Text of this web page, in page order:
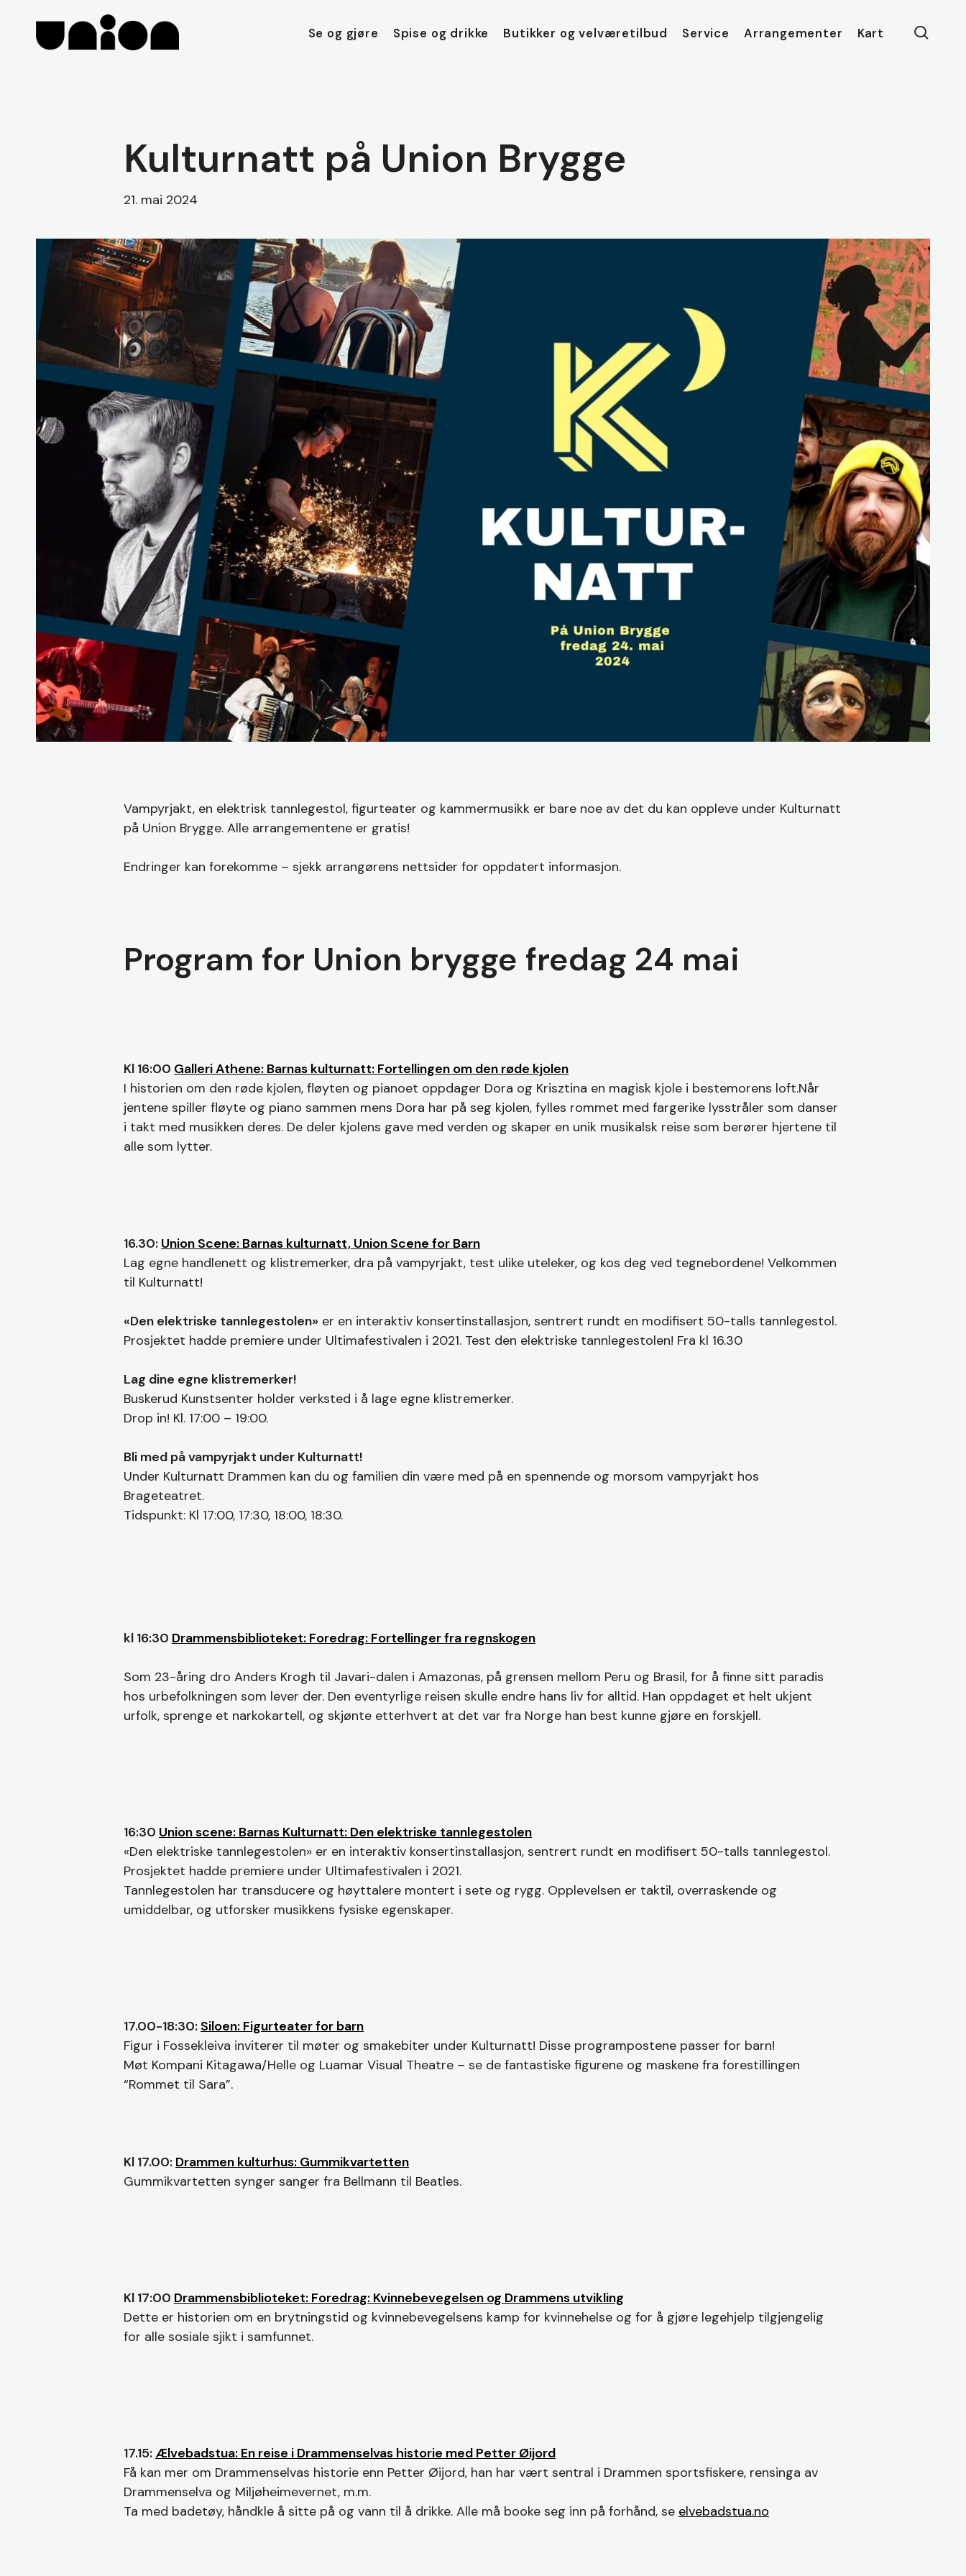
Hit enter to search or ESC to close
Se og gjøre Spise og drikke Butikker og velværetilbud Service Arrangementer Kart
Kulturnatt på Union Brygge
21. mai 2024
Vampyrjakt, en elektrisk tannlegestol, figurteater og kammermusikk er bare noe av det du kan oppleve under Kulturnatt
på Union Brygge. Alle arrangementene er gratis!
Endringer kan forekomme – sjekk arrangørens nettsider for oppdatert informasjon.
Program for Union brygge fredag 24 mai
Kl 16:00 Galleri Athene: Barnas kulturnatt: Fortellingen om den røde kjolen
I historien om den røde kjolen, fløyten og pianoet oppdager Dora og Krisztina en magisk kjole i bestemorens loft.Når
jentene spiller fløyte og piano sammen mens Dora har på seg kjolen, fylles rommet med fargerike lysstråler som danser
i takt med musikken deres. De deler kjolens gave med verden og skaper en unik musikalsk reise som berører hjertene til
alle som lytter.
16.30: Union Scene: Barnas kulturnatt, Union Scene for Barn
Lag egne handlenett og klistremerker, dra på vampyrjakt, test ulike uteleker, og kos deg ved tegnebordene! Velkommen
til Kulturnatt!
«Den elektriske tannlegestolen» er en interaktiv konsertinstallasjon, sentrert rundt en modifisert 50-talls tannlegestol.
Prosjektet hadde premiere under Ultimafestivalen i 2021. Test den elektriske tannlegestolen! Fra kl 16.30
Lag dine egne klistremerker!
Buskerud Kunstsenter holder verksted i å lage egne klistremerker.
Drop in! Kl. 17:00 – 19:00.
Bli med på vampyrjakt under Kulturnatt!
Under Kulturnatt Drammen kan du og familien din være med på en spennende og morsom vampyrjakt hos
Brageteatret.
Tidspunkt: Kl 17:00, 17:30, 18:00, 18:30.
kl 16:30 Drammensbiblioteket: Foredrag: Fortellinger fra regnskogen
Som 23-åring dro Anders Krogh til Javari-dalen i Amazonas, på grensen mellom Peru og Brasil, for å finne sitt paradis
hos urbefolkningen som lever der. Den eventyrlige reisen skulle endre hans liv for alltid. Han oppdaget et helt ukjent
urfolk, sprenge et narkokartell, og skjønte etterhvert at det var fra Norge han best kunne gjøre en forskjell.
16:30 Union scene: Barnas Kulturnatt: Den elektriske tannlegestolen
«Den elektriske tannlegestolen» er en interaktiv konsertinstallasjon, sentrert rundt en modifisert 50-talls tannlegestol.
Prosjektet hadde premiere under Ultimafestivalen i 2021.
Tannlegestolen har transducere og høyttalere montert i sete og rygg. Opplevelsen er taktil, overraskende og
umiddelbar, og utforsker musikkens fysiske egenskaper.
17.00-18:30: Siloen: Figurteater for barn
Figur i Fossekleiva inviterer til møter og smakebiter under Kulturnatt! Disse programpostene passer for barn!
Møt Kompani Kitagawa/Helle og Luamar Visual Theatre – se de fantastiske figurene og maskene fra forestillingen
“Rommet til Sara”.
Kl 17.00: Drammen kulturhus: Gummikvartetten
Gummikvartetten synger sanger fra Bellmann til Beatles.
Kl 17:00 Drammensbiblioteket: Foredrag: Kvinnebevegelsen og Drammens utvikling
Dette er historien om en brytningstid og kvinnebevegelsens kamp for kvinnehelse og for å gjøre legehjelp tilgjengelig
for alle sosiale sjikt i samfunnet.
17.15: Ælvebadstua: En reise i Drammenselvas historie med Petter Øijord
Få kan mer om Drammenselvas historie enn Petter Øijord, han har vært sentral i Drammen sportsfiskere, rensinga av
Drammenselva og Miljøheimevernet, m.m.
Ta med badetøy, håndkle å sitte på og vann til å drikke. Alle må booke seg inn på forhånd, se elvebadstua.no